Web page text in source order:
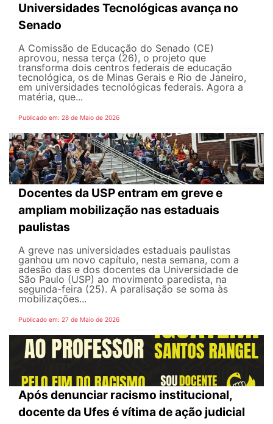
Universidades Tecnológicas avança no
Senado
A Comissão de Educação do Senado (CE)
aprovou, nessa terça (26), o projeto que
transforma dois centros federais de educação
tecnológica, os de Minas Gerais e Rio de Janeiro,
em universidades tecnológicas federais. Agora a
matéria, que...
Publicado em: 28 de Maio de 2026
Docentes da USP entram em greve e
ampliam mobilização nas estaduais
paulistas
A greve nas universidades estaduais paulistas
ganhou um novo capítulo, nesta semana, com a
adesão das e dos docentes da Universidade de
São Paulo (USP) ao movimento paredista, na
segunda-feira (25). A paralisação se soma às
mobilizações...
Publicado em: 27 de Maio de 2026
Após denunciar racismo institucional,
docente da Ufes é vítima de ação judicial